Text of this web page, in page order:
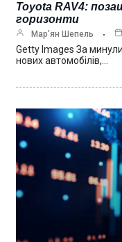
Toyota RAV4:
горизонти
Мар’ян Шепель
Getty Images За
нових автомобілів,…